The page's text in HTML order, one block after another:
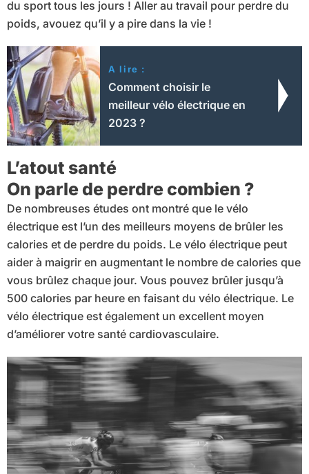
du sport tous les jours ! Aller au travail pour perdre du
poids, avouez qu’il y a pire dans la vie !
A lire :
Comment choisir le
meilleur vélo électrique en
2023 ?
L’atout santé
On parle de perdre combien ?
De nombreuses études ont montré que le vélo
électrique est l’un des meilleurs moyens de brûler les
calories et de perdre du poids. Le vélo électrique peut
aider à maigrir en augmentant le nombre de calories que
vous brûlez chaque jour. Vous pouvez brûler jusqu’à
500 calories par heure en faisant du vélo électrique. Le
vélo électrique est également un excellent moyen
d’améliorer votre santé cardiovasculaire.